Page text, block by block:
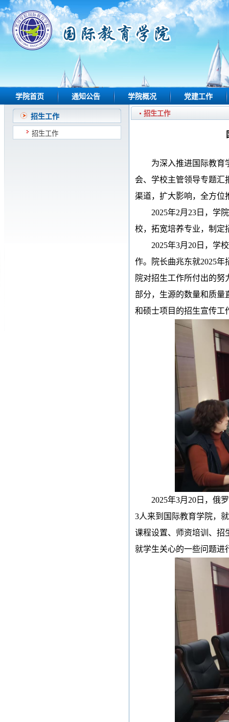
学院首页 通知公告 学院概况 党建工作
招生工作
招生工作
招生工作
为深入推进国际教育
会、 学校主管领导专题汇
渠道，扩大影响，全方位
2025年2月23日，学
校，拓宽培养专业，制定
2025年3月20日，学
作。院长曲兆东就2025年
院对招生工作所付出的努
部分，生源的数量和质量
和硕士项目的招生宣传工
2025年3月20日，俄
3人来到国际教育学院，
课程设置、师资培训、招
就学生关心的一些问题进